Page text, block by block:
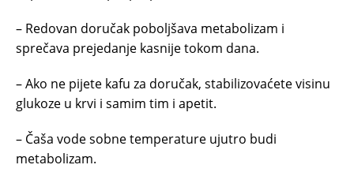
– Redovan doručak poboljšava metabolizam i
sprečava prejedanje kasnije tokom dana.
– Ako ne pijete kafu za doručak, stabilizovaćete visinu
glukoze u krvi i samim tim i apetit.
– Čaša vode sobne temperature ujutro budi
metabolizam.